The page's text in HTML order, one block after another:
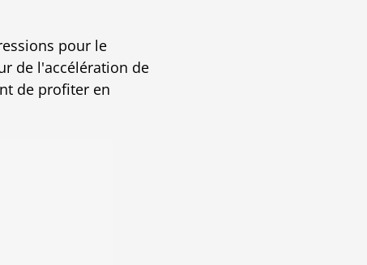
pour le
de l'accélération de
de profiter en